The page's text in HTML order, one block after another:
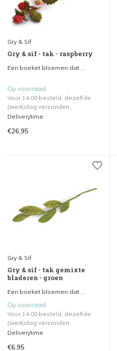
Gry & Sif
Gry & sif - tak - raspberry
Een boeket bloemen dat ...
Op voorraad
Voor 14.00 besteld, dezelfde
(werk)dag verzonden.
Deliverytime
€26,95
Gry & Sif
Gry & sif - tak gemixte
bladeren - groen
Een boeket bloemen dat ...
Op voorraad
Voor 14.00 besteld, dezelfde
(werk)dag verzonden.
Deliverytime
€6,95